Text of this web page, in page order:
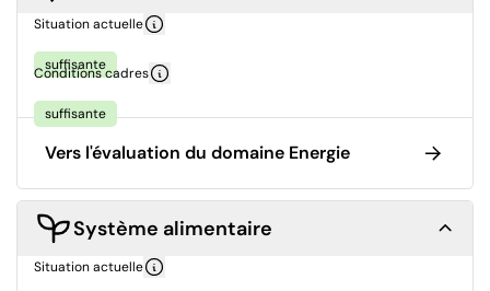
Situation actuelle
suffisante
Conditions cadres
suffisante
Vers l'évaluation du domaine Energie
Système alimentaire
Situation actuelle